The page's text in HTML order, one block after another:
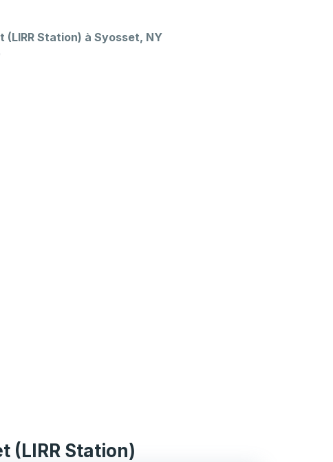
Station) à Syosset, NY
(LIRR Station)